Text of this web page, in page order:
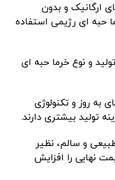
ارگانیک و بدون
حبه ای رژیمی استفاده
و نوع خرما حبه ای
به روز و تکنولوژی
تولید بیشتری دارند.
و سالم، نظیر
نهایی را افزایش